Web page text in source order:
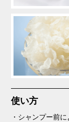
使い方
・シャンプー前